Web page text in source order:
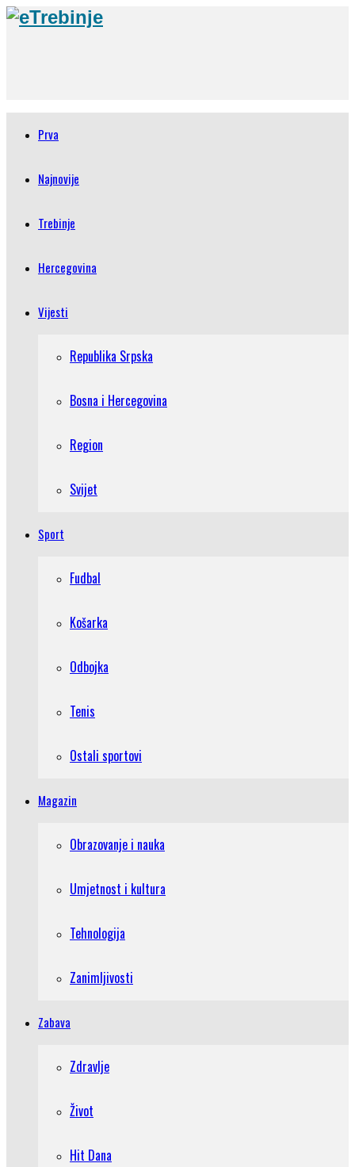
Prva
Najnovije
Trebinje
Hercegovina
Vijesti
Republika Srpska
Bosna i Hercegovina
Region
Svijet
Sport
Fudbal
Košarka
Odbojka
Tenis
Ostali sportovi
Magazin
Obrazovanje i nauka
Umjetnost i kultura
Tehnologija
Zanimljivosti
Zabava
Zdravlje
Život
Hit Dana